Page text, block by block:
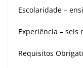
Escolaridade –
Experiência – seis
Requisitos